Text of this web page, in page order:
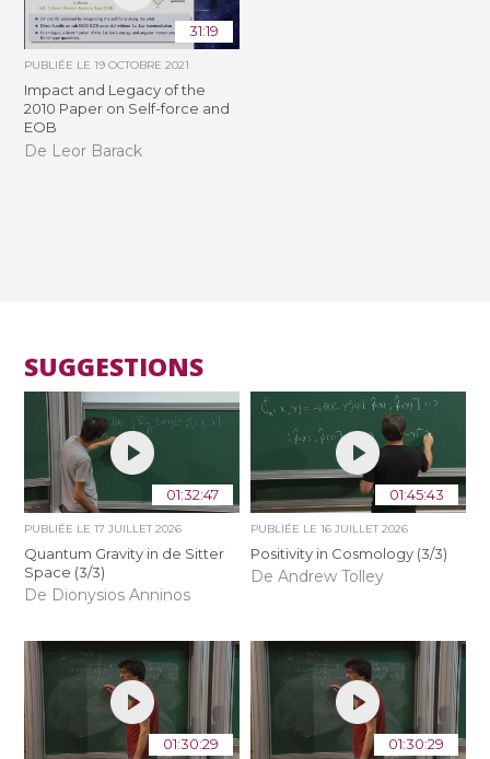
31:19
PUBLIÉE LE19 OCTOBRE 2021
Impact and Legacy of the
2010 Paper on Self-force and
EOB
De Leor Barack
SUGGESTIONS
01:32:47
PUBLIÉE LE17 JUILLET 2026
Quantum Gravity in de Sitter
Space (3/3)
De Dionysios Anninos
01:45:43
PUBLIÉE LE 16 JUILLET 2026
Positivity in Cosmology (3/3)
De Andrew Tolley
01:30:29 01:30:29